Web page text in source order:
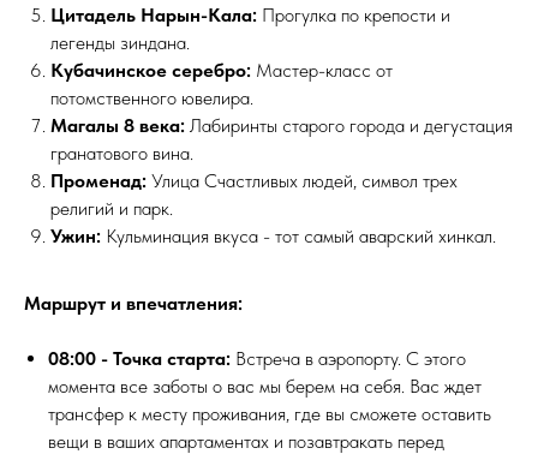
Цитадель Нарын-Кала: Прогулка по крепости и
легенды зиндана.
Кубачинское серебро: Мастер-класс от
потомственного ювелира.
Магалы 8 века: Лабиринты старого города и дегустация
гранатового вина.
Променад: Улица Счастливых людей, символ трех
религий и парк.
Ужин: Кульминация вкуса - тот самый аварский хинкал.
Маршрут и впечатления:
08:00 - Точка старта: Встреча в аэропорту. С этого
момента все заботы о вас мы берем на себя. Вас ждет
трансфер к месту проживания, где вы сможете оставить
вещи в ваших апартаментах и позавтракать перед